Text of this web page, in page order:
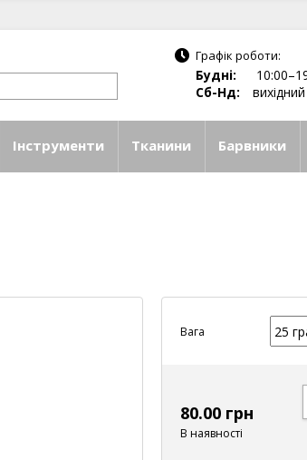
Графік роботи:
Будні:
Сб-Нд:
вихідний
Інструменти Тканини Барвники
Вага
80.00 грн
В наявності